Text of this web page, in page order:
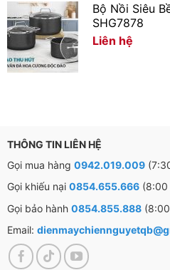
Bộ Nồi Siêu
SHG7878
Liên hệ
THÔNG TIN LIÊN HỆ
Gọi mua hàng 0942.019.009
Gọi khiếu nại 0854.655.666 (8:00
Gọi bảo hành 0854.855.888
Email: